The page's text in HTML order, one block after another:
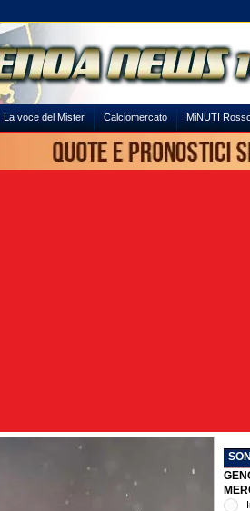
La voce del Mister Calciomercato MiNUTI